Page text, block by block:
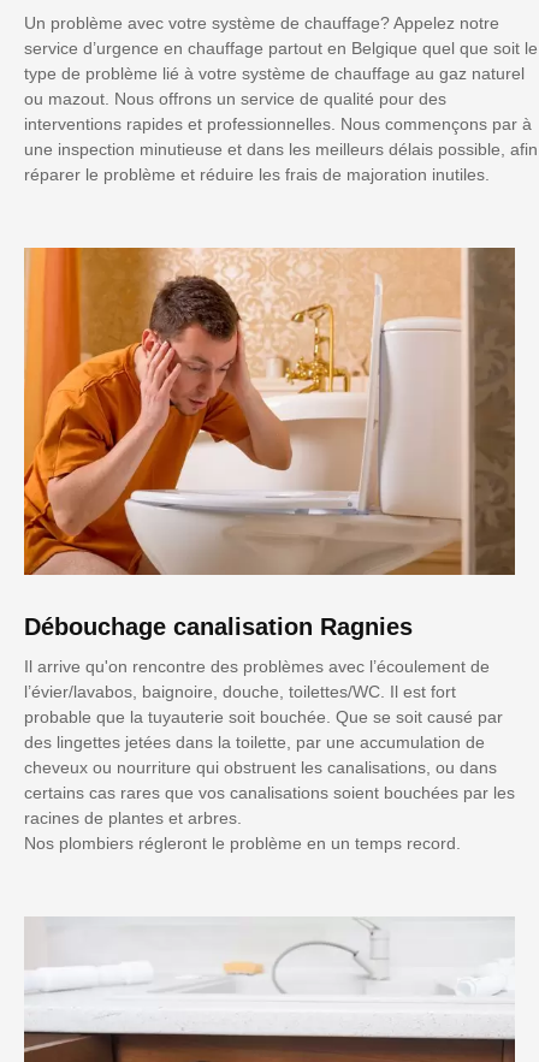
Un problème avec votre système de chauffage? Appelez notre
service d’urgence en chauffage partout en Belgique quel que soit le
type de problème lié à votre système de chauffage au gaz naturel
ou mazout. Nous offrons un service de qualité pour des
interventions rapides et professionnelles. Nous commençons par à
une inspection minutieuse et dans les meilleurs délais possible, afin
réparer le problème et réduire les frais de majoration inutiles.
Débouchage canalisation Ragnies
Il arrive qu'on rencontre des problèmes avec l’écoulement de
l’évier/lavabos, baignoire, douche, toilettes/WC. Il est fort
probable que la tuyauterie soit bouchée. Que se soit causé par
des lingettes jetées dans la toilette, par une accumulation de
cheveux ou nourriture qui obstruent les canalisations, ou dans
certains cas rares que vos canalisations soient bouchées par les
racines de plantes et arbres.
Nos plombiers régleront le problème en un temps record.